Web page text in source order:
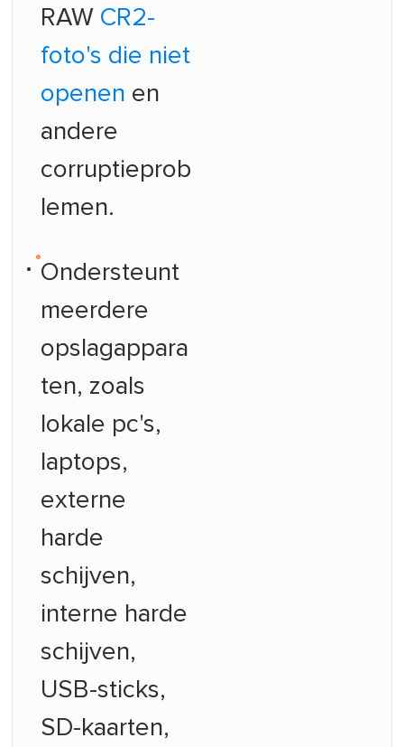
RAW CR2-
foto's die niet
openen en
andere
corruptieprob
lemen.
Ondersteunt
meerdere
opslagappara
ten, zoals
lokale pc's,
laptops,
externe
harde
schijven,
interne harde
schijven,
USB-sticks,
SD-kaarten,